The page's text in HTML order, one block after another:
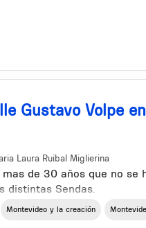
de repente.
Gustavo Volpe
Laura Ruibal Miglierina
de 30 años que no se
distintas Sendas.
Montevideo y la creación